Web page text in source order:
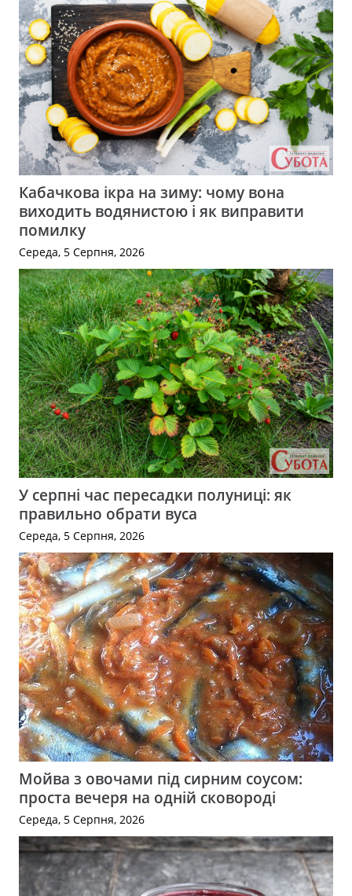
Кабачкова ікра на зиму: чому вона
виходить водянистою і як виправити
помилку
Середа, 5 Серпня, 2026
У серпні час пересадки полуниці: як
правильно обрати вуса
Середа, 5 Серпня, 2026
Мойва з овочами під сирним соусом:
проста вечеря на одній сковороді
Середа, 5 Серпня, 2026